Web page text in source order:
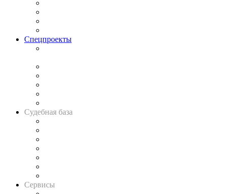
Спецпроекты
Судебная база
Сервисы